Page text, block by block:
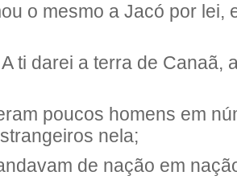
o mesmo a Jacó por lei,
ti darei a terra de Canaã,
poucos homens em
nela;
de nação em